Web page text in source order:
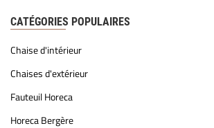
CATÉGORIES POPULAIRES
Chaise d'intérieur
Chaises d'extérieur
Fauteuil Horeca
Horeca Bergère